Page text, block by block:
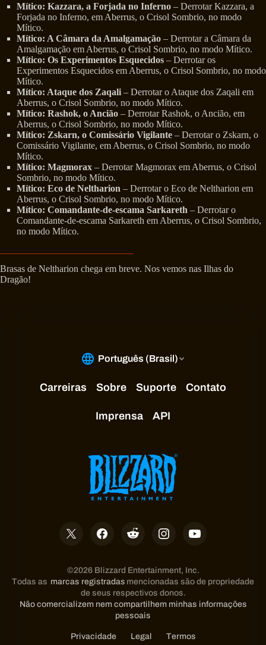
Mítico: Kazzara, a Forjada no Inferno – Derrotar Kazzara, a
Forjada no Inferno, em Aberrus, o Crisol Sombrio, no modo
Mítico.
Mítico: A Câmara da Amalgamação – Derrotar a Câmara da
Amalgamação em Aberrus, o Crisol Sombrio, no modo Mítico.
Mítico: Os Experimentos Esquecidos – Derrotar os
Experimentos Esquecidos em Aberrus, o Crisol Sombrio, no modo
Mítico.
Mítico: Ataque dos Zaqali – Derrotar o Ataque dos Zaqali em
Aberrus, o Crisol Sombrio, no modo Mítico.
Mítico: Rashok, o Ancião – Derrotar Rashok, o Ancião, em
Aberrus, o Crisol Sombrio, no modo Mítico.
Mítico: Zskarn, o Comissário Vigilante – Derrotar o Zskarn, o
Comissário Vigilante, em Aberrus, o Crisol Sombrio, no modo
Mítico.
Mítico: Magmorax – Derrotar Magmorax em Aberrus, o Crisol
Sombrio, no modo Mítico.
Mítico: Eco de Neltharion – Derrotar o Eco de Neltharion em
Aberrus, o Crisol Sombrio, no modo Mítico.
Mítico: Comandante-de-escama Sarkareth – Derrotar o
Comandante-de-escama Sarkareth em Aberrus, o Crisol Sombrio,
no modo Mítico.
Brasas de Neltharion chega em breve. Nos vemos nas Ilhas do
Dragão!